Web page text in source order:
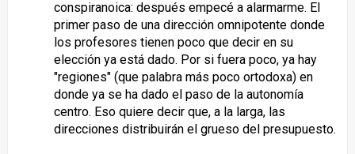
conspiranoica: después empecé a alarmarme. El
primer paso de una dirección omnipotente donde
los profesores tienen poco que decir en su
elección ya está dado. Por si fuera poco, ya hay
"regiones" (que palabra más poco ortodoxa) en
donde ya se ha dado el paso de la autonomía
centro. Eso quiere decir que, a la larga, las
direcciones distribuirán el grueso del presupuesto.